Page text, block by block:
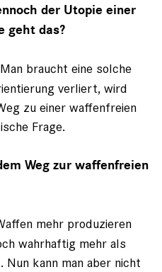
der Utopie einer
geht das?
Man braucht eine solche
verliert, wird
zu einer waffenfreien
Frage.
Weg zur waffenfreien
mehr produzieren
wahrhaftig mehr als
kann man aber nicht